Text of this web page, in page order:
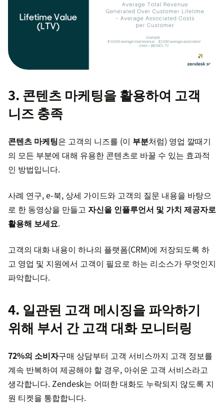
3. 콘텐츠 마케팅을 활용하여 고객
니즈 충족
콘텐츠 마케팅은 고객의 니즈를 (이 부분처럼) 영업 깔때기
의 모든 부분에 대해 유용한 콘텐츠로 바꿀 수 있는 효과적
인 방법입니다.
사례 연구, e-북, 상세 가이드와 고객의 질문 내용을 바탕으
로 한 동영상을 만들고 자신을 인플루언서 및 가치 제공자로
활용해 보세요.
고객의 대화 내용이 하나의 플랫폼(CRM)에 저장되도록 하
고 영업 및 지원에서 고객이 필요로 하는 리소스가 무엇인지
파악합니다.
4. 일관된 고객 메시징을 파악하기
위해 부서 간 고객 대화 모니터링
72%의 소비자구매 상담부터 고객 서비스까지 고객 정보를
계속 반복하여 제공해야 할 경우, 아쉬운 고객 서비스라고
생각합니다. Zendesk는 어떠한 대화도 누락되지 않도록 지
원 티켓을 통합합니다.